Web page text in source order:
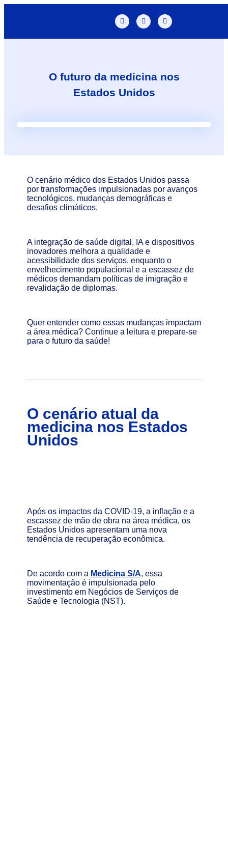
O futuro da medicina nos
Estados Unidos
O cenário médico dos Estados Unidos passa
por transformações impulsionadas por avanços
tecnológicos, mudanças demográficas e
desafios climáticos.
A integração de saúde digital, IA e dispositivos
inovadores melhora a qualidade e
acessibilidade dos serviços, enquanto o
envelhecimento populacional e a escassez de
médicos demandam políticas de imigração e
revalidação de diplomas.
Quer entender como essas mudanças impactam
a área médica? Continue a leitura e prepare-se
para o futuro da saúde!
O cenário atual da
medicina nos Estados
Unidos
Após os impactos da COVID-19, a inflação e a
escassez de mão de obra na área médica, os
Estados Unidos apresentam uma nova
tendência de recuperação econômica.
De acordo com a Medicina S/A, essa
movimentação é impulsionada pelo
investimento em Negócios de Serviços de
Saúde e Tecnologia (NST).